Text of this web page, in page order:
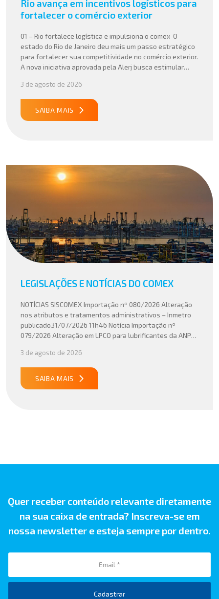
Rio avança em incentivos logísticos para
fortalecer o comércio exterior
01 – Rio fortalece logística e impulsiona o comex O
estado do Rio de Janeiro deu mais um passo estratégico
para fortalecer sua competitividade no comércio exterior.
A nova iniciativa aprovada pela Alerj busca estimular
para empresas que atuam com importação e exportação,
especialmente em setores que […]
3 de agosto de 2026
SAIBA MAIS
LEGISLAÇÕES E NOTÍCIAS DO COMEX
NOTÍCIAS SISCOMEX Importação nº 080/2026 Alteração
nos atributos e tratamentos administrativos – Inmetro
publicado31/07/2026 11h46 Notícia Importação nº
079/2026 Alteração em LPCO para lubrificantes da ANP
078/2026 Atualização do cálculo do Imposto de
Importação no Acordo Mercosul – União Europeia
publicado29/07/2026 18h47 Notícia PUBLICADO DOU
31/07/26 ATO CONJUNTO RFB/CGIBS Nº […]
3 de agosto de 2026
SAIBA MAIS
Quer receber conteúdo relevante diretamente
na sua caixa de entrada? Inscreva-se em
nossa newsletter e esteja sempre por dentro.
Cadastrar